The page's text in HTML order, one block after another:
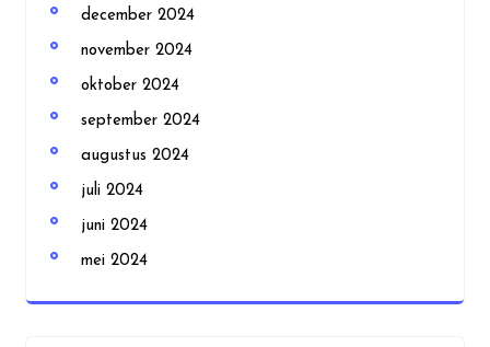
december 2024
november 2024
oktober 2024
september 2024
augustus 2024
juli 2024
juni 2024
mei 2024